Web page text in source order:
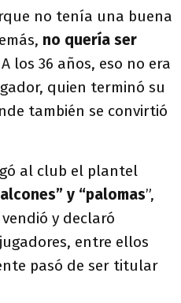
no tenía una buena
no quería ser
los 36 años, eso no era
quien terminó su
también se convirtió
al club el plantel
y “palomas”,
y declaró
entre ellos
pasó de ser titular